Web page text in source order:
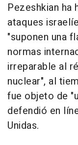
Pezeshkian ha
ataques
"suponen una
normas
irreparable al
nuclear", al
fue objeto de
defendió en
Unidas.